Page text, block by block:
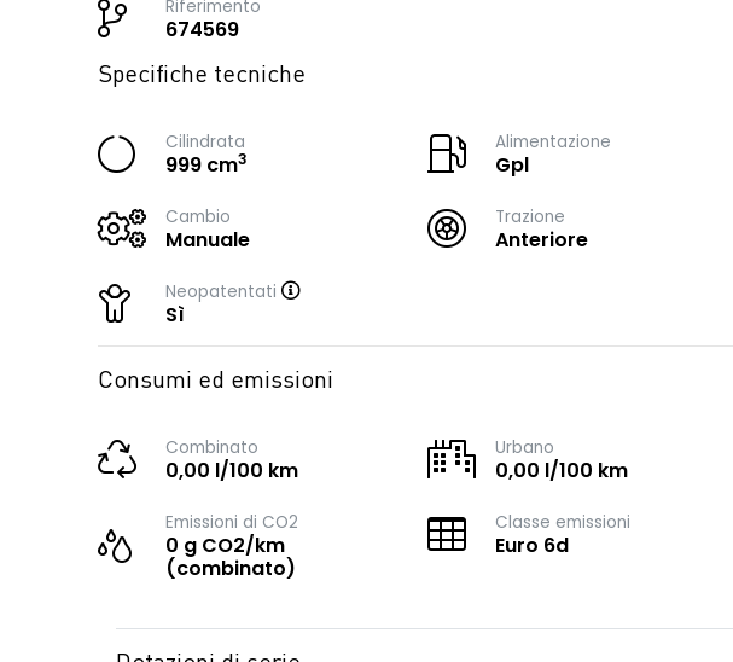
Riferimento
674569
Specifiche tecniche
Cilindrata
999 cm3
Alimentazione
Gpl
Cambio
Manuale
Trazione
Anteriore
Neopatentati
Sì
Consumi ed emissioni
Combinato
0,00 l/100 km
Urbano
0,00 l/100 km
Emissioni di CO2
0 g CO2/km
(combinato)
Classe emissioni
Euro 6d